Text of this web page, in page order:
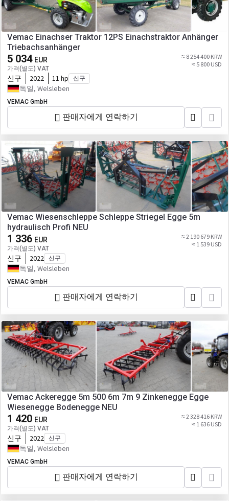
Vemac Einachser Traktor 12PS Einachstraktor Anhänger
Triebachsanhänger
5 034 EUR
가격(별도) VAT
≈ 8 254 400 KRW
≈ 5 800 USD
신구 2022 11 hp 신구
독일, Welsleben
VEMAC GmbH
판매자에게 연락하기
Vemac Wiesenschleppe Schleppe Striegel Egge 5m
hydraulisch Profi NEU
1 336 EUR
가격(별도) VAT
≈ 2 190 679 KRW
≈ 1 539 USD
신구 2022 신구
독일, Welsleben
VEMAC GmbH
판매자에게 연락하기
Vemac Ackeregge 5m 500 6m 7m 9 Zinkenegge Egge
Wiesenegge Bodenegge NEU
1 420 EUR
가격(별도) VAT
≈ 2 328 416 KRW
≈ 1 636 USD
신구 2022 신구
독일, Welsleben
VEMAC GmbH
판매자에게 연락하기